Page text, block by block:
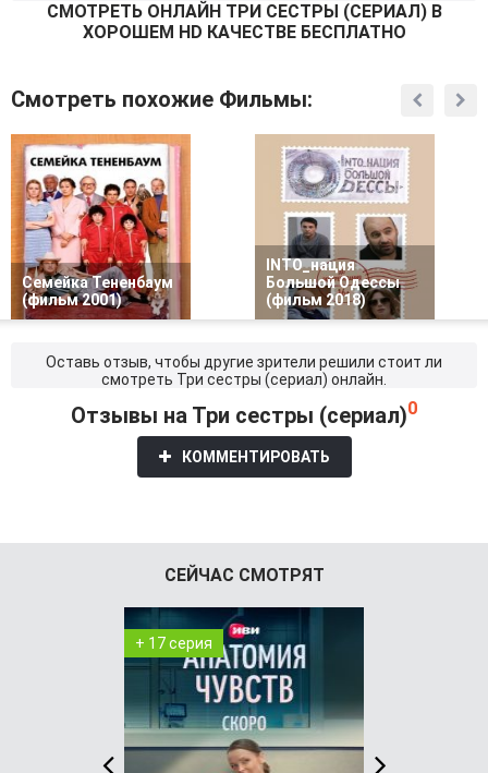
СМОТРEТЬ ОНЛАЙН ТРИ СЕСТРЫ (СЕРИАЛ) В
ХОРОШЕМ HD КАЧЕСТВЕ БЕСПЛАТНО
Смотреть похожие Фильмы:
Семейка Тененбаум
(фильм 2001)
INTO_нация
Большой Одессы
(фильм 2018)
Оставь отзыв, чтобы другие зрители решили стоит ли
смотреть Три сестры (сериал) онлайн.
Отзывы на Три сестры (сериал)0
КОММЕНТИРОВАТЬ
СЕЙЧАС СМОТРЯТ
+ 17 серия